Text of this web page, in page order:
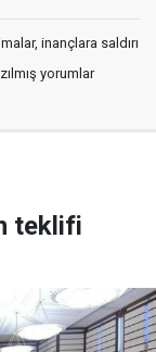
inançlara saldırı
yorumlar
teklifi